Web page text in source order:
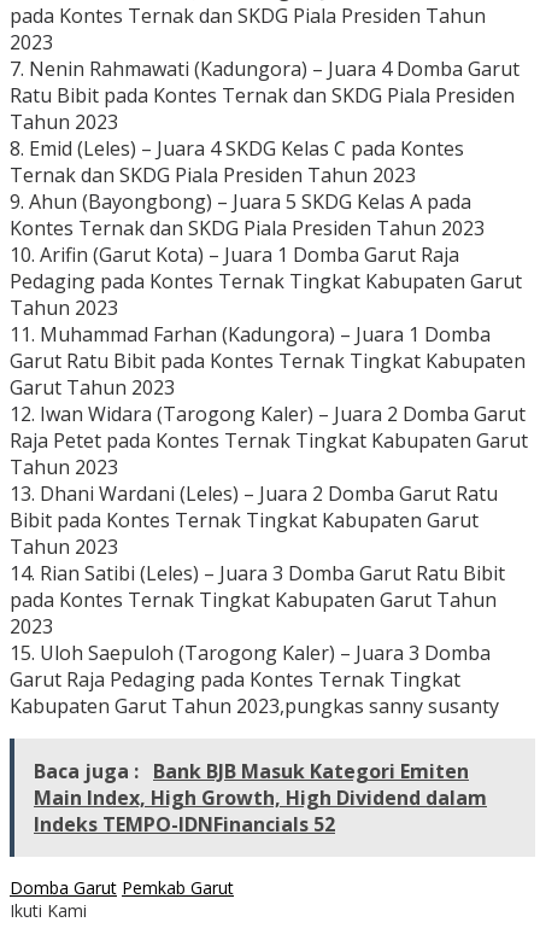
pada Kontes Ternak dan SKDG Piala Presiden Tahun
2023
7. Nenin Rahmawati (Kadungora) – Juara 4 Domba Garut
Ratu Bibit pada Kontes Ternak dan SKDG Piala Presiden
Tahun 2023
8. Emid (Leles) – Juara 4 SKDG Kelas C pada Kontes
Ternak dan SKDG Piala Presiden Tahun 2023
9. Ahun (Bayongbong) – Juara 5 SKDG Kelas A pada
Kontes Ternak dan SKDG Piala Presiden Tahun 2023
10. Arifin (Garut Kota) – Juara 1 Domba Garut Raja
Pedaging pada Kontes Ternak Tingkat Kabupaten Garut
Tahun 2023
11. Muhammad Farhan (Kadungora) – Juara 1 Domba
Garut Ratu Bibit pada Kontes Ternak Tingkat Kabupaten
Garut Tahun 2023
12. Iwan Widara (Tarogong Kaler) – Juara 2 Domba Garut
Raja Petet pada Kontes Ternak Tingkat Kabupaten Garut
Tahun 2023
13. Dhani Wardani (Leles) – Juara 2 Domba Garut Ratu
Bibit pada Kontes Ternak Tingkat Kabupaten Garut
Tahun 2023
14. Rian Satibi (Leles) – Juara 3 Domba Garut Ratu Bibit
pada Kontes Ternak Tingkat Kabupaten Garut Tahun
2023
15. Uloh Saepuloh (Tarogong Kaler) – Juara 3 Domba
Garut Raja Pedaging pada Kontes Ternak Tingkat
Kabupaten Garut Tahun 2023,pungkas sanny susanty
Baca juga : Bank BJB Masuk Kategori Emiten
Main Index, High Growth, High Dividend dalam
Indeks TEMPO-IDNFinancials 52
Domba Garut Pemkab Garut
Ikuti Kami